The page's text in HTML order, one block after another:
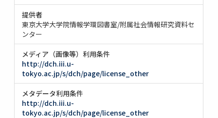
提供者
東京大学大学院情報学環図書室/附属社会情報研究資料セ
ンター
メディア（画像等）利用条件
http://dch.iii.u-
tokyo.ac.jp/s/dch/page/license_other
メタデータ利用条件
http://dch.iii.u-
tokyo.ac.jp/s/dch/page/license_other